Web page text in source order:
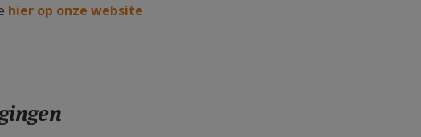
hier op onze website